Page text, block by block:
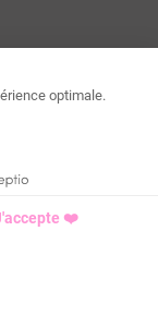
optimale.
❤️